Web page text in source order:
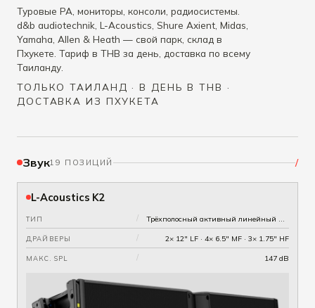
Туровые PA, мониторы, консоли, радиосистемы.
d&b audiotechnik, L-Acoustics, Shure Axient, Midas,
Yamaha, Allen & Heath — свой парк, склад в
Пхукете. Тариф в THB за день, доставка по всему
Таиланду.
ТОЛЬКО ТАИЛАНД · В ДЕНЬ В THB ·
ДОСТАВКА ИЗ ПХУКЕТА
Звук19 ПОЗИЦИЙ /
L-Acoustics K2
ТИП /
ДРАЙВЕРЫ / 2× 12" LF · 4× 6.5" MF · 3× 1.75" HF
МАКС. SPL / 147 dB